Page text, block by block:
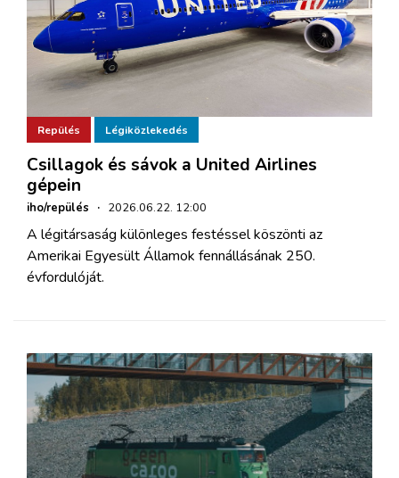
Repülés Légiközlekedés
Csillagok és sávok a United Airlines
gépein
iho/repülés · 2026.06.22. 12:00
A légitársaság különleges festéssel köszönti az
Amerikai Egyesült Államok fennállásának 250.
évfordulóját.